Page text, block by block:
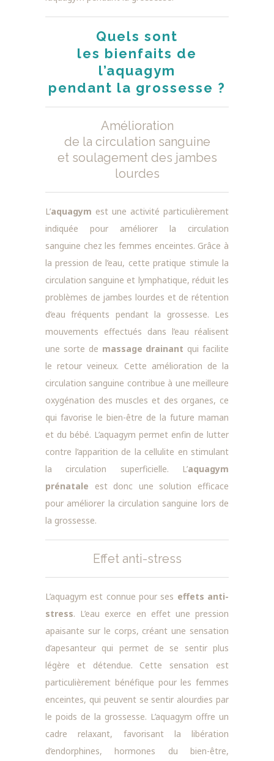
Quels sont
les bienfaits de
l’aquagym
pendant la grossesse ?
Amélioration
de la circulation sanguine
et soulagement des jambes
lourdes
L’aquagym est une activité particulièrement
indiquée pour améliorer la circulation
sanguine chez les femmes enceintes. Grâce à
la pression de l’eau, cette pratique stimule la
circulation sanguine et lymphatique, réduit les
problèmes de jambes lourdes et de rétention
d’eau fréquents pendant la grossesse. Les
mouvements effectués dans l’eau réalisent
une sorte de massage drainant qui facilite
le retour veineux. Cette amélioration de la
circulation sanguine contribue à une meilleure
oxygénation des muscles et des organes, ce
qui favorise le bien-être de la future maman
et du bébé. L’aquagym permet enfin de lutter
contre l’apparition de la cellulite en stimulant
la circulation superficielle. L’aquagym
prénatale est donc une solution efficace
pour améliorer la circulation sanguine lors de
la grossesse.
Effet anti-stress
L’aquagym est connue pour ses effets anti-
stress. L’eau exerce en effet une pression
apaisante sur le corps, créant une sensation
d’apesanteur qui permet de se sentir plus
légère et détendue. Cette sensation est
particulièrement bénéfique pour les femmes
enceintes, qui peuvent se sentir alourdies par
le poids de la grossesse. L’aquagym offre un
cadre relaxant, favorisant la libération
d’endorphines, hormones du bien-être,